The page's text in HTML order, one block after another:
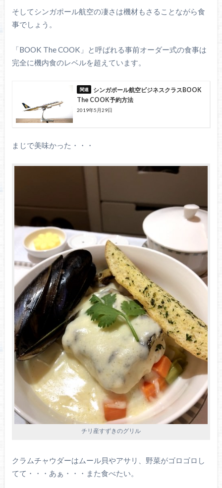
そしてシンガポール航空の凄さは機材もさることながら食
事でしょう。
「BOOK The COOK」と呼ばれる事前オーダー式の食事は
完全に機内食のレベルを超えています。
シンガポール航空ビジネスクラスBOOK
The COOK予約方法
2019年5月29日
まじで美味かった・・・
チリ産すずきのグリル
クラムチャウダーはムール貝やアサリ、野菜がゴロゴロし
てて・・・あぁ・・・また食べたい。